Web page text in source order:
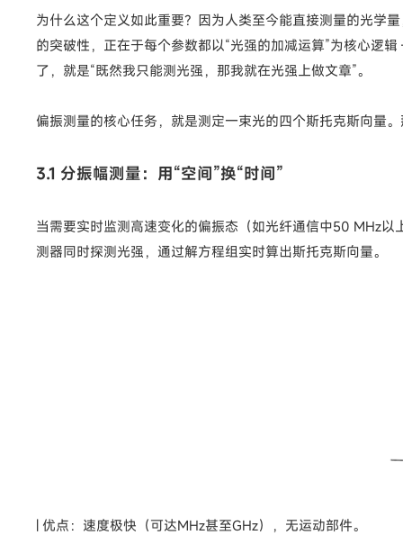
为什么这个定义如此重要？因为人类至今能直接测量的光学
的突破性，正在于每个参数都以“光强的加减运算”为核心逻
了，就是“既然我只能测光强，那我就在光强上做文章”。
偏振测量的核心任务，就是测定一束光的四个斯托克斯向量
3.1 分振幅测量：用“空间”换“时间”
当需要实时监测高速变化的偏振态（如光纤通信中50 MHz
测器同时探测光强，通过解方程组实时算出斯托克斯向量。
| 优点：速度极快（可达MHz甚至GHz），无运动部件。